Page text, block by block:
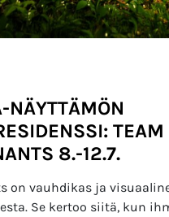
NÄYTTÄMÖN
8.-12.7.
on vauhdikas ja
Se kertoo siitä, kun